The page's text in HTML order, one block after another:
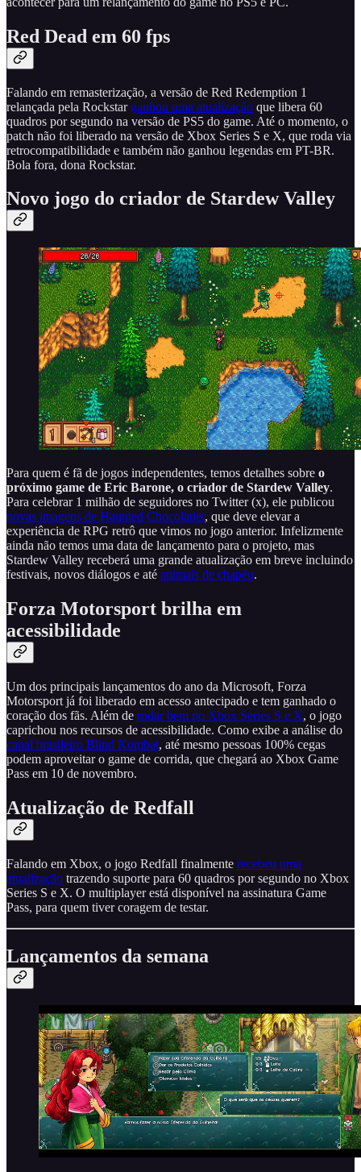
Red Dead em 60 fps
Falando em remasterização, a versão de Red Redemption 1
relançada pela Rockstar ganhou uma atualização que libera 60
quadros por segundo na versão de PS5 do game. Até o momento, o
patch não foi liberado na versão de Xbox Series S e X, que roda via
retrocompatibilidade e também não ganhou legendas em PT-BR.
Bola fora, dona Rockstar.
Novo jogo do criador de Stardew Valley
Para quem é fã de jogos independentes, temos detalhes sobre o
próximo game de Eric Barone, o criador de Stardew Valley.
Para celebrar 1 milhão de seguidores no Twitter (x), ele publicou
novas imagens de Haunted Chocolatier, que deve elevar a
experiência de RPG retrô que vimos no jogo anterior. Infelizmente
ainda não temos uma data de lançamento para o projeto, mas
Stardew Valley receberá uma grande atualização em breve incluindo
festivais, novos diálogos e até animais de chapéu.
Forza Motorsport brilha em
acessibilidade
Um dos principais lançamentos do ano da Microsoft, Forza
Motorsport já foi liberado em acesso antecipado e tem ganhado o
coração dos fãs. Além de rodar bem no Xbox Series S e X, o jogo
caprichou nos recursos de acessibilidade. Como exibe a análise do
canal brasileiro Blind Kombat, até mesmo pessoas 100% cegas
podem aproveitar o game de corrida, que chegará ao Xbox Game
Pass em 10 de novembro.
Atualização de Redfall
Falando em Xbox, o jogo Redfall finalmente recebeu uma
atualização trazendo suporte para 60 quadros por segundo no Xbox
Series S e X. O multiplayer está disponível na assinatura Game
Pass, para quem tiver coragem de testar.
Lançamentos da semana